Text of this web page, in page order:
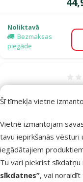
Šī tīmekļa vietne
Vietnē izmantojam
tavu iepirkšanās vēsturi
iegādātajiem
Tu vari piekrist
sīkdatnes”, vai
Noliktavā
Bezmaksas
piegāde
43